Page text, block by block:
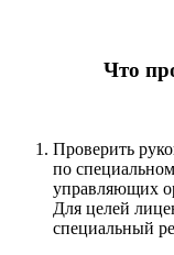
Что
Проверить
по
управляющих
Для целей
специальный